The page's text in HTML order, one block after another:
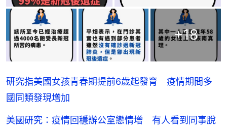
+18
研究指美國女孩青春期提前6歲起發育 疫情期間多
國同類發現增加
美國研究：疫情回穩辦公室戀情增 有人看到同事脫